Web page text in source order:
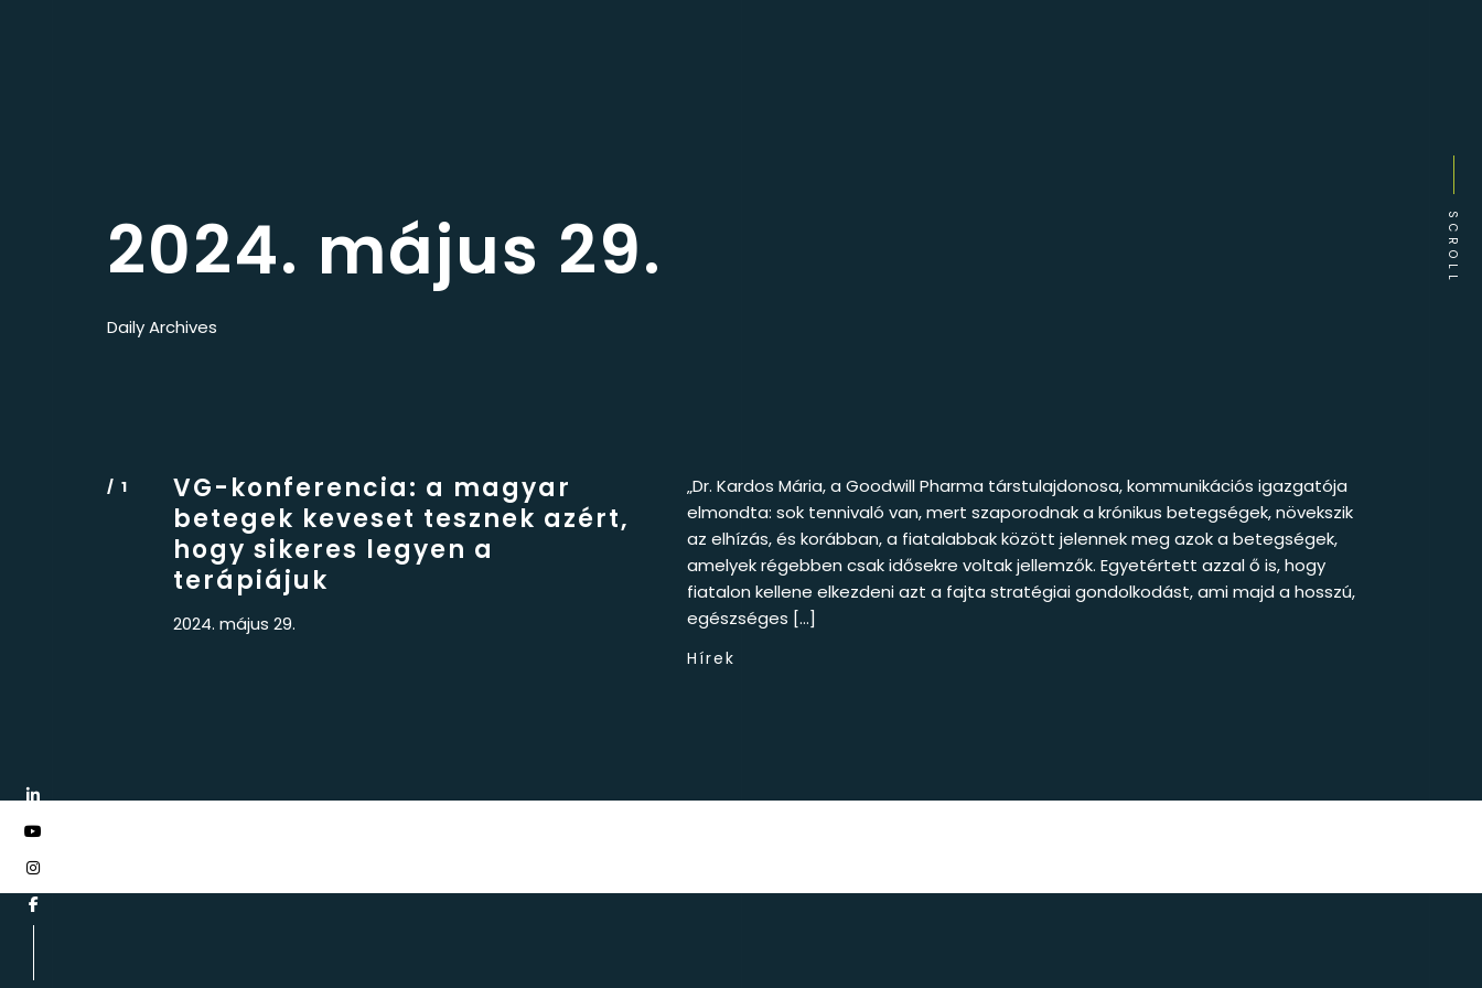
2024. május 29.
Daily Archives
SCROLL
VG-konferencia: a magyar
betegek keveset tesznek azért,
hogy sikeres legyen a
terápiájuk
2024. május 29.
„Dr. Kardos Mária, a Goodwill Pharma társtulajdonosa, kommunikációs igazgatója
elmondta: sok tennivaló van, mert szaporodnak a krónikus betegségek, növekszik
az elhízás, és korábban, a fiatalabbak között jelennek meg azok a betegségek,
amelyek régebben csak idősekre voltak jellemzők. Egyetértett azzal ő is, hogy
fiatalon kellene elkezdeni azt a fajta stratégiai gondolkodást, ami majd a hosszú,
egészséges […]
Hírek